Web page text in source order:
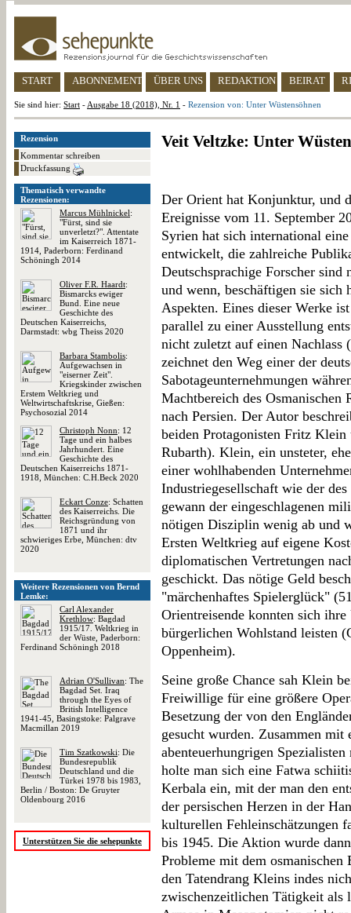
START ABONNEMENT ÜBER UNS REDAKTION BEIRAT
Sie sind hier: Start - Ausgabe 18 (2018), Nr. 1 - Rezension von: Unter Wüstensöhnen
Rezension
Kommentar schreiben
Druckfassung
Thematisch verwandte
Rezensionen:
Marcus Mühlnickel:
"Fürst, sind sie
unverletzt?". Attentate
im Kaiserreich 1871-
1914, Paderborn: Ferdinand
Schöningh 2014
Oliver F.R. Haardt:
Bismarcks ewiger
Bund. Eine neue
Geschichte des
Deutschen Kaiserreichs,
Darmstadt: wbg Theiss 2020
Barbara Stambolis:
Aufgewachsen in
"eiserner Zeit".
Kriegskinder zwischen
Erstem Weltkrieg und
Weltwirtschaftskrise, Gießen:
Psychosozial 2014
Christoph Nonn: 12
Tage und ein halbes
Jahrhundert. Eine
Geschichte des
Deutschen Kaiserreichs 1871-
1918, München: C.H.Beck 2020
Eckart Conze: Schatten
des Kaiserreichs. Die
Reichsgründung von
1871 und ihr
schwieriges Erbe, München: dtv
2020
Weitere Rezensionen von Bernd
Lemke:
Carl Alexander
Krethlow: Bagdad
1915/17. Weltkrieg in
der Wüste, Paderborn:
Ferdinand Schöningh 2018
Adrian O'Sullivan: The
Bagdad Set. Iraq
through the Eyes of
British Intelligence
1941-45, Basingstoke: Palgrave
Macmillan 2019
Tim Szatkowski: Die
Bundesrepublik
Deutschland und die
Türkei 1978 bis 1983,
Berlin / Boston: De Gruyter
Oldenbourg 2016
Unterstützen Sie die sehepunkte
Veit Veltzke: Unter
Der Orient hat Konjunktur, und
Ereignisse vom 11. September
Syrien hat sich international
entwickelt, die zahlreiche
Deutschsprachige Forscher
und wenn, beschäftigen sie sich
Aspekten. Eines dieser Werke
parallel zu einer Ausstellung
nicht zuletzt auf einen
zeichnet den Weg einer der
Sabotageunternehmungen
Machtbereich des Osmanischen
nach Persien. Der Autor
beiden Protagonisten Fritz Klein
Rubarth). Klein, ein unsteter,
einer wohlhabenden
Industriegesellschaft wie der
gewann der eingeschlagenen
nötigen Disziplin wenig ab und
Ersten Weltkrieg auf eigene
diplomatischen Vertretungen
geschickt. Das nötige Geld
"märchenhaftes Spielerglück"
Orientreisende konnten sich
bürgerlichen Wohlstand leisten
Oppenheim).
Seine große Chance sah Klein
Freiwillige für eine größere
Besetzung der von den
gesucht wurden. Zusammen
abenteuerhungrigen
holte man sich eine Fatwa
Kerbala ein, mit der man den
der persischen Herzen in der
kulturellen Fehleinschätzungen
bis 1945. Die Aktion wurde
Probleme mit dem osmanischen
den Tatendrang Kleins indes
zwischenzeitlichen Tätigkeit als